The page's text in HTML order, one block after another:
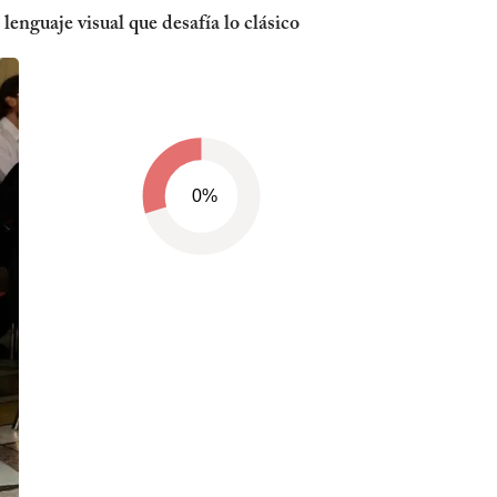
visual que desafía lo clásico
0%